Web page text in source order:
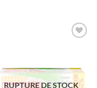
RUPTURE DE STOCK